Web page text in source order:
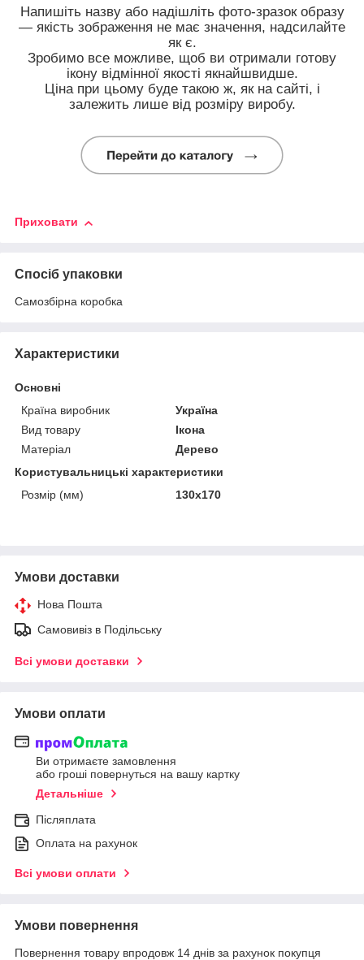
Напишіть назву або надішліть фото-зразок образу
— якість зображення не має значення, надсилайте
як є.
Зробимо все можливе, щоб ви отримали готову
ікону відмінної якості якнайшвидше.
Ціна при цьому буде такою ж, як на сайті, і
залежить лише від розміру виробу.
Приховати
Спосіб упаковки
Самозбірна коробка
Характеристики
Основні
Країна виробник
Україна
Вид товару
Ікона
Матеріал
Дерево
Користувальницькі характеристики
Розмір (мм)
130х170
Умови доставки
Нова Пошта
Самовивіз в Подільську
Всі умови доставки
Умови оплати
Ви отримаєте замовлення
або гроші повернуться на вашу картку
Детальніше
Післяплата
Оплата на рахунок
Всі умови оплати
Умови повернення
Повернення товару впродовж 14 днів за рахунок покупця